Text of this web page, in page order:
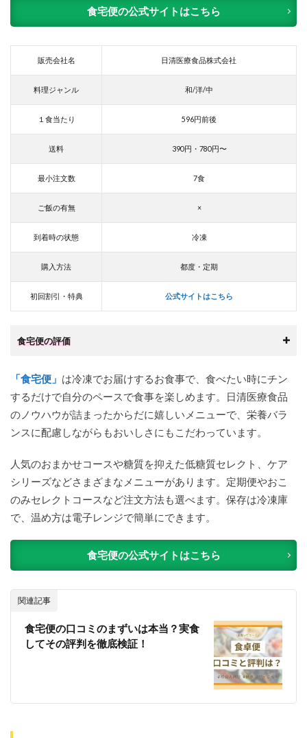
食宅便の公式サイトはこちら
販売会社名 日清医療食品株式会社
料理ジャンル 和/洋/中
１食当たり 596円前後
送料 390円・780円〜
最小注文数 7食
ご飯の有無 ×
到着時の状態 冷凍
購入方法 都度・定期
初回割引・特典 公式サイトはこちら
食宅便の評価
「食宅便」 は冷凍でお届けするお食事で、食べたい時にチン
するだけで自分のペースで食事を楽しめます。日清医療食品
のノウハウが詰まったからだに嬉しいメニューで、栄養バラ
ンスに配慮しながらもおいしさにもこだわっています。
人気のおまかせコースや糖質を抑えた低糖質セレクト、ケア
シリーズなどさまざまなメニューがあります。定期便やおこ
のみセレクトコースなど注文方法も選べます。保存は冷凍庫
で、温め方は電子レンジで簡単にできます。
食宅便の公式サイトはこちら
関連記事
食宅便の口コミのまずいは本当？実食
してその評判を徹底検証！